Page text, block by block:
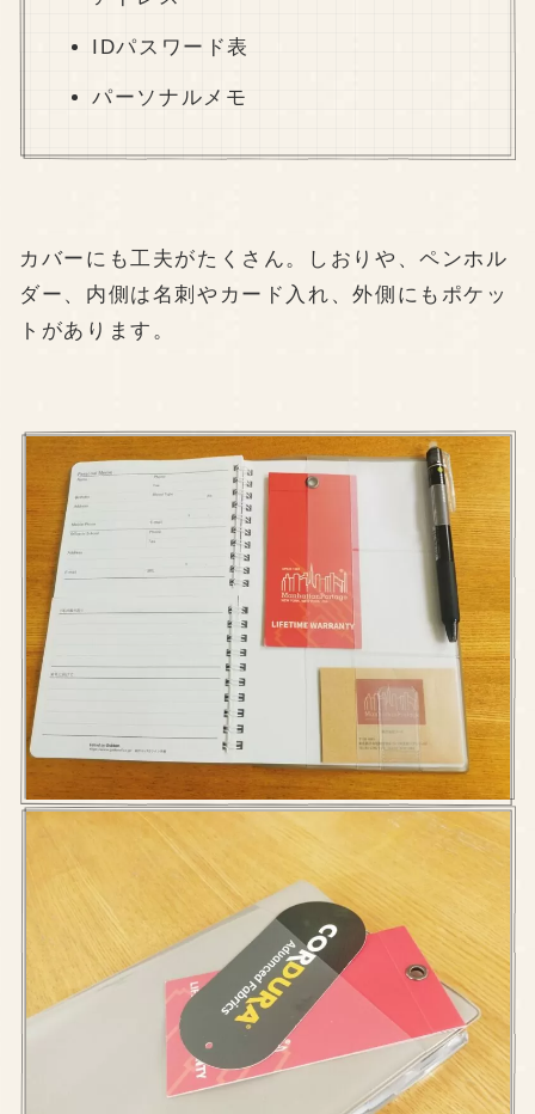
IDパスワード表
パーソナルメモ
カバーにも工夫がたくさん。しおりや、ペンホル
ダー、内側は名刺やカード入れ、外側にもポケッ
トがあります。